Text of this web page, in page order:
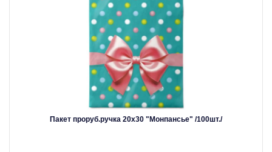
Пакет проруб.ручка 20х30 "Монпансье" /100шт./